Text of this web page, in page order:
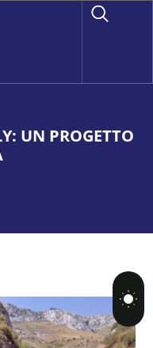
UN PROGETTO